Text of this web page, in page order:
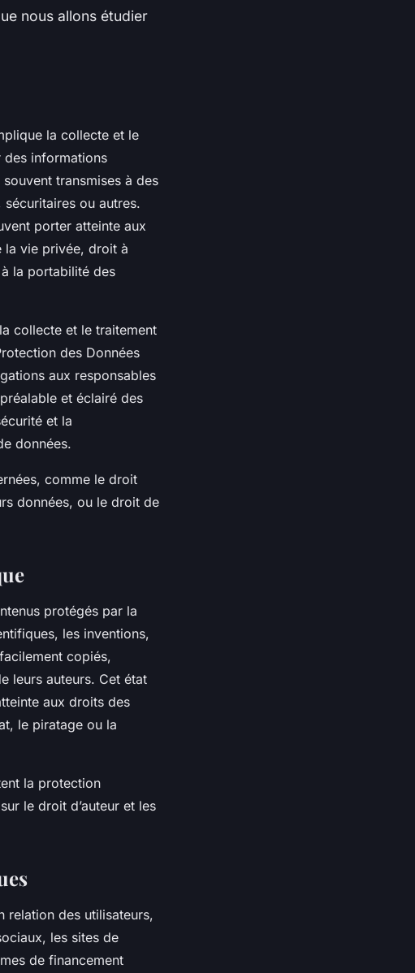
nous allons étudier
la collecte et le
des informations
transmises à des
ou autres.
porter atteinte aux
la vie privée, droit à
la portabilité des
collecte et le traitement
des Données
aux responsables
et éclairé des
et la
données.
comme le droit
données, ou le droit de
protégés par la
les inventions,
copiés,
leurs auteurs. Cet état
aux droits des
le piratage ou la
la protection
le droit d’auteur et les
relation des utilisateurs,
les sites de
de financement